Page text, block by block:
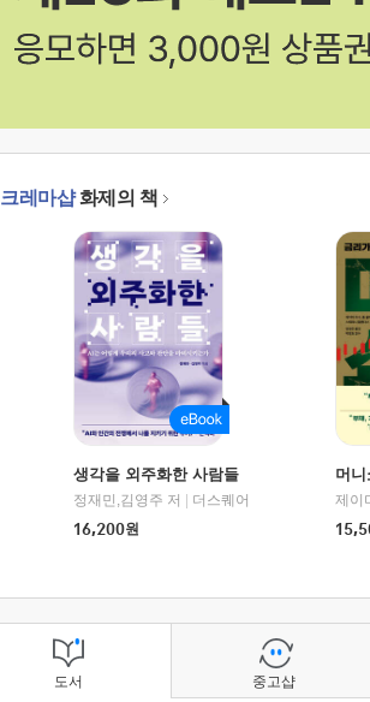
크레마샵화제의 책
생각을 외주화한 사람들
정재민,김영주 저
더스퀘어
16,200원
머
도서 중고샵